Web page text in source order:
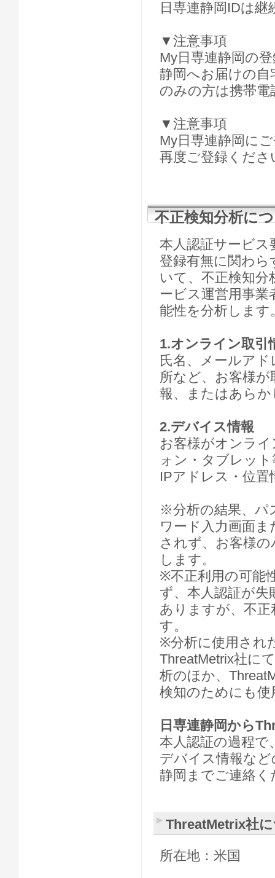
日専連静岡IDは継
▼注意事項
My日専連静岡の
静岡へお届けの自
のみの方は携帯
▼注意事項
My日専連静岡に
再度ご登録くださ
不正検知分析に
本人認証サービス
登録有無に関わ
いて、不正検知
ービス運営用事業
能性を分析します
1.オンライン取引
氏名、メールアド
所など、お客様
報、またはあら
2.デバイス情報
お客様がオンラ
ォン・タブレッ
IPアドレス・位置
※分析の結果、パ
ワード入力画面
されず、お客様
します。
※不正利用の可能
ず、本人認証が
ありますが、不
す。
※分析に使用され
ThreatMetrix社に
析のほか、
検知のためにも
日専連静岡から
本人認証の過程で
デバイス情報な
静岡までご連絡く
ThreatMetrix社
所在地：米国